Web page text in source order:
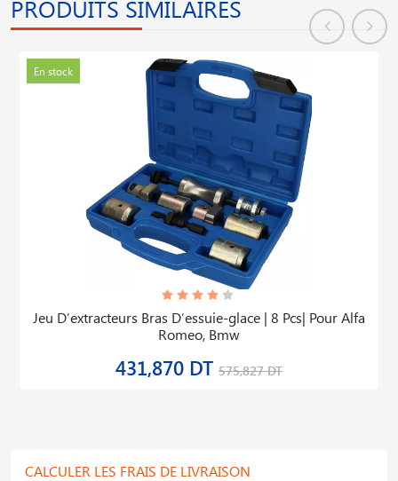
PRODUITS SIMILAIRES
En stock
Jeu D′extracteurs Bras D′essuie-glace | 8 Pcs| Pour Alfa
Romeo, Bmw
431,870 DT 575,827 DT
CALCULER LES FRAIS DE LIVRAISON